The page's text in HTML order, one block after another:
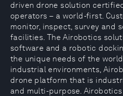
driven drone solution
operators – a world-first.
monitor, inspect, survey and
facilities. The Airobotics
software and a robotic
the unique needs of the
industrial environments,
drone platform that is
and multi-purpose.